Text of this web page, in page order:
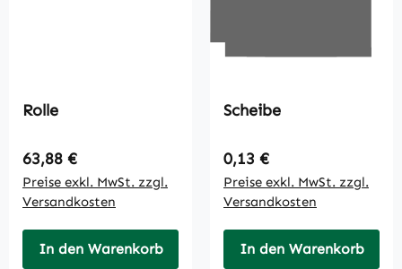
Rolle
Regulärer Preis:
63,88 €
Preise exkl. MwSt. zzgl.
Versandkosten
In den Warenkorb
Scheibe
Regulärer Preis:
0,13 €
Preise exkl. MwSt. zzgl.
Versandkosten
In den Warenkorb